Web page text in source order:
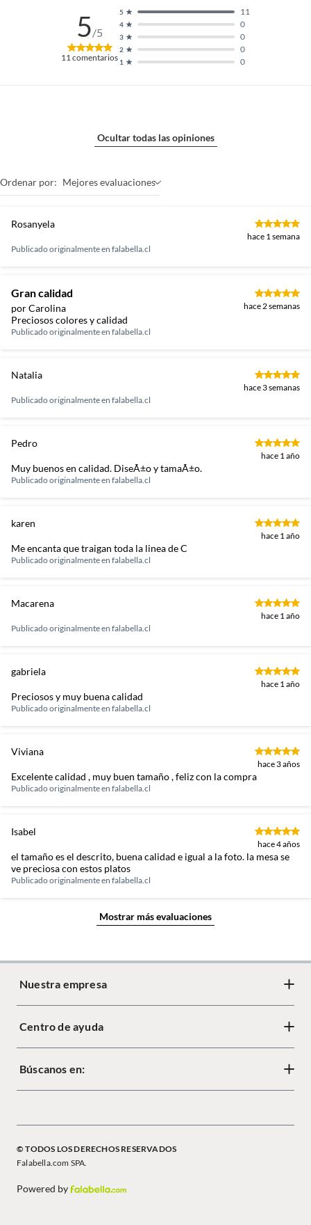
5/5
11comentarios 1 0
2 0
3 0
4 0
5 11
Ocultar todas las opiniones
Ordenar por: Mejores evaluaciones
Rosanyela
hace 1 semana
Publicado originalmente en falabella.cl
Gran calidad
por Carolina hace 2 semanas
Preciosos colores y calidad
Publicado originalmente en falabella.cl
Natalia
hace 3 semanas
Publicado originalmente en falabella.cl
Pedro
hace 1 año
Muy buenos en calidad. DiseÃ±o y tamaÃ±o.
Publicado originalmente en falabella.cl
karen
hace 1 año
Me encanta que traigan toda la linea de C
Publicado originalmente en falabella.cl
Macarena
hace 1 año
Publicado originalmente en falabella.cl
gabriela
hace 1 año
Preciosos y muy buena calidad
Publicado originalmente en falabella.cl
Viviana
hace 3 años
Excelente calidad , muy buen tamaño , feliz con la compra
Publicado originalmente en falabella.cl
Isabel
hace 4 años
el tamaño es el descrito, buena calidad e igual a la foto. la mesa se
ve preciosa con estos platos
Publicado originalmente en falabella.cl
Mostrar más evaluaciones
Nuestra empresa
Acerca de Crate
Centro de ayuda
Cambios y devoluciones
Política de cookies
Política de privacidad
Búscanos en:
© TODOS LOS DERECHOS RESERVADOS
Falabella.com SPA.
Powered by